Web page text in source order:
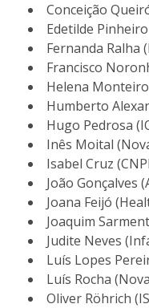
Conceição
Edetilde
Fernanda Ralha
Francisco
Helena
Humberto
Hugo Pedrosa
Inês Moital
Isabel Cruz
João Gonçalves
Joana Feijó
Joaquim
Judite Neves
Luís Lopes
Luís Rocha
Oliver Röhrich